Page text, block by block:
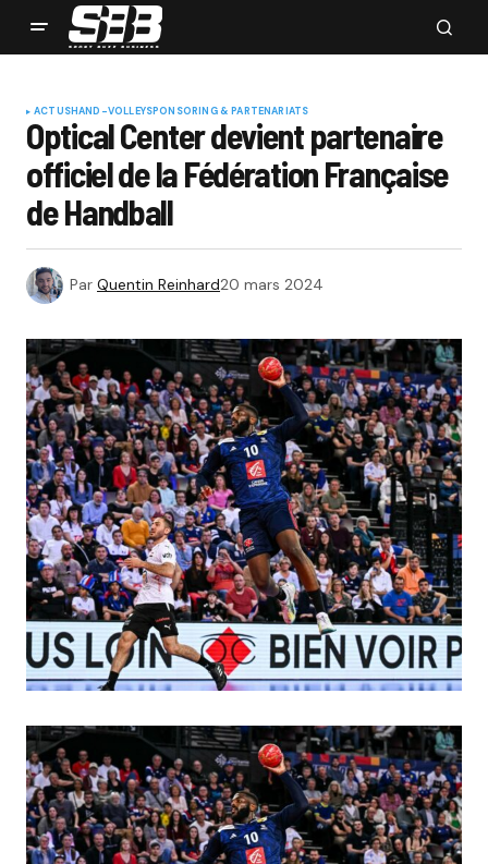
ACTUSHAND-VOLLEYSPONSORING & PARTENARIATS
Optical Center devient partenaire
officiel de la Fédération Française
de Handball
Par Quentin Reinhard20 mars 2024